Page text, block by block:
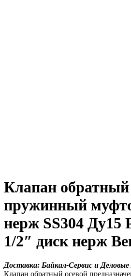
Клапан обратный
пружинный
нерж SS304 Ду15
1/2″ диск нерж
Доставка: Байкал-Сервис и
Клапан обратный осевой